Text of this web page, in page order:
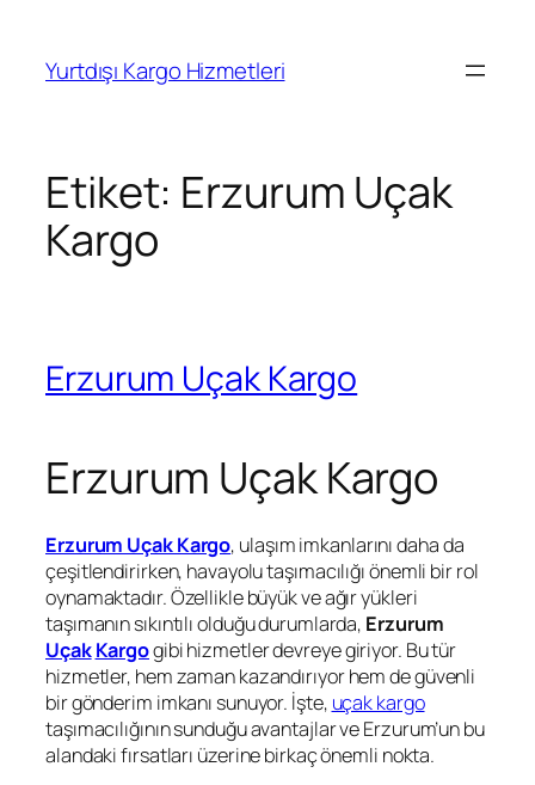
Yurtdışı Kargo Hizmetleri
Etiket: Erzurum Uçak
Kargo
Erzurum Uçak Kargo
Erzurum Uçak Kargo
Erzurum Uçak Kargo, ulaşım imkanlarını daha da
çeşitlendirirken, havayolu taşımacılığı önemli bir rol
oynamaktadır. Özellikle büyük ve ağır yükleri
taşımanın sıkıntılı olduğu durumlarda, Erzurum
UçakKargogibi hizmetler devreye giriyor. Bu tür
hizmetler, hem zaman kazandırıyor hem de güvenli
bir gönderim imkanı sunuyor. İşte, uçak kargo
taşımacılığının sunduğu avantajlar ve Erzurum’un bu
alandaki fırsatları üzerine birkaç önemli nokta.